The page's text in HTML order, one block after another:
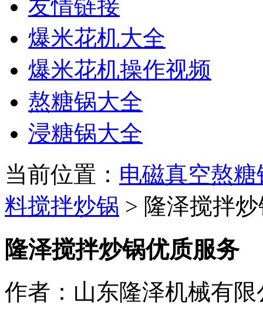
友情链接
爆米花机大全
爆米花机操作视频
熬糖锅大全
浸糖锅大全
当前位置： 电磁真空熬
料搅拌炒锅 > 隆泽搅拌
隆泽搅拌炒锅优质服务
作者：山东隆泽机械有限